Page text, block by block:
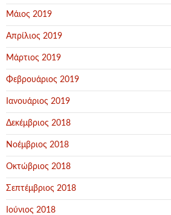
Μάιος 2019
Απρίλιος 2019
Μάρτιος 2019
Φεβρουάριος 2019
Ιανουάριος 2019
Δεκέμβριος 2018
Νοέμβριος 2018
Οκτώβριος 2018
Σεπτέμβριος 2018
Ιούνιος 2018